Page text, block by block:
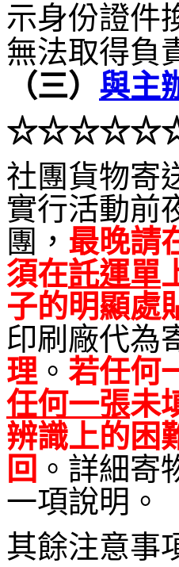
示身份證件
無法取得負
（三） 與主
☆☆☆
社團貨物寄
實行活動前
團， 最晚請
須在託運單
子的明顯處
印刷廠代為
理。 若任何
任何一張未
辨識上的困
回 。詳細寄
一項說明。
其餘注意事